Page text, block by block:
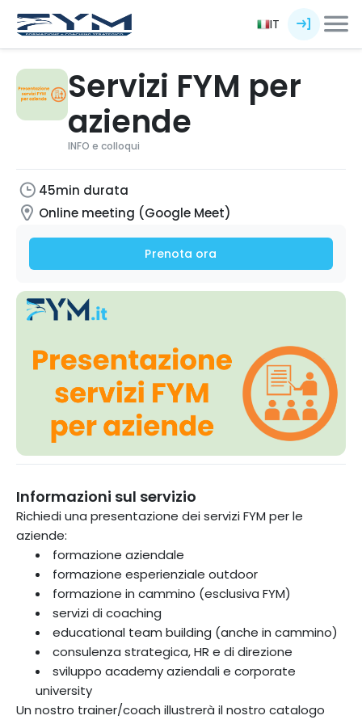
IT
Servizi FYM per
aziende
INFO e colloqui
45min durata
Online meeting (Google Meet)
Prenota ora
Informazioni sul servizio
Richiedi una presentazione dei servizi FYM per le
aziende:
formazione aziendale
formazione esperienziale outdoor
formazione in cammino (esclusiva FYM)
servizi di coaching
educational team building (anche in cammino)
consulenza strategica, HR e di direzione
sviluppo academy aziendali e corporate
university
Un nostro trainer/coach illustrerà il nostro catalogo